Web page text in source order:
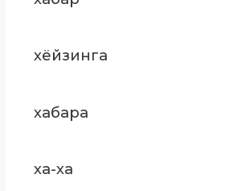
хёйзинга
хабара
ха-ха